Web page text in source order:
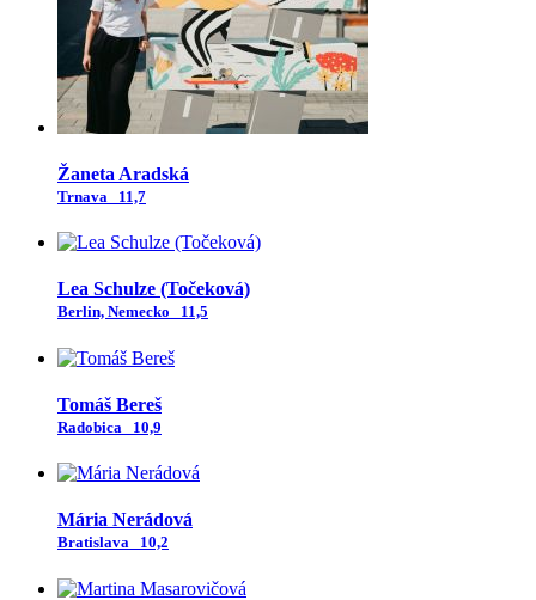
Žaneta Aradská
Trnava 11,7
Lea Schulze (Točeková)
Berlin, Nemecko 11,5
Tomáš Bereš
Radobica 10,9
Mária Nerádová
Bratislava 10,2